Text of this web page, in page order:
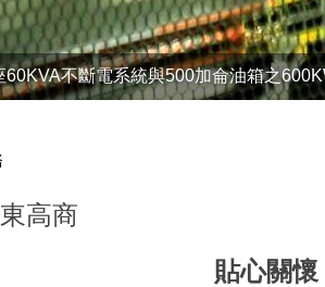
不斷電系統與500加侖油箱之
高商
貼心關